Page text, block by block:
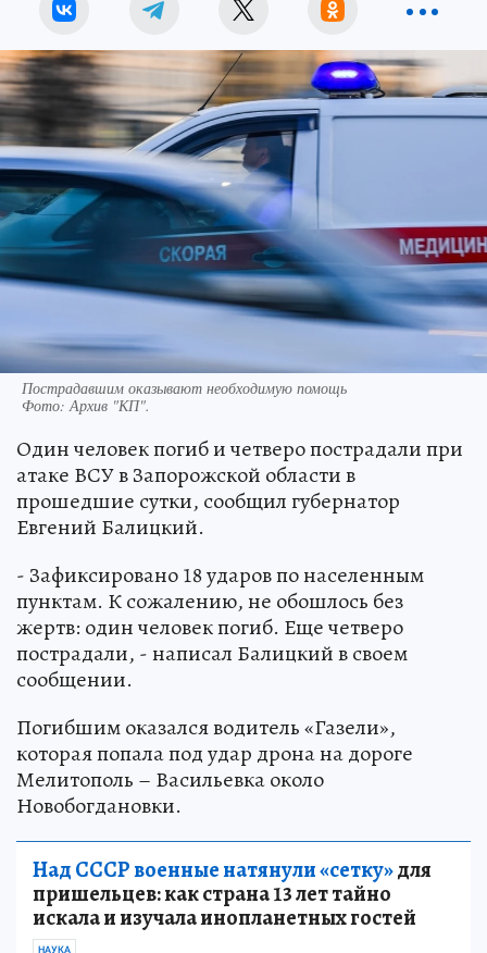
Пострадавшим оказывают необходимую помощь
Фото:Архив "КП".
Один человек погиб и четверо пострадали при
атаке ВСУ в Запорожской области в
прошедшие сутки, сообщил губернатор
Евгений Балицкий.
- Зафиксировано 18 ударов по населенным
пунктам. К сожалению, не обошлось без
жертв: один человек погиб. Еще четверо
пострадали, - написал Балицкий в своем
сообщении.
Погибшим оказался водитель «Газели»,
которая попала под удар дрона на дороге
Мелитополь – Васильевка около
Новобогдановки.
Над СССР военные натянули «сетку»для
пришельцев: как страна 13 лет тайно
искала и изучала инопланетных гостей
НАУКА